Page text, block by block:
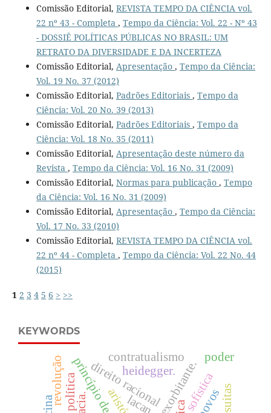
Comissão Editorial, REVISTA TEMPO DA CIÊNCIA vol.
22 nº 43 - Completa , Tempo da Ciência: Vol. 22 - Nº 43
- DOSSIÊ POLÍTICAS PÚBLICAS NO BRASIL: UM
RETRATO DA DIVERSIDADE E DA INCERTEZA
Comissão Editorial, Apresentação , Tempo da Ciência:
Vol. 19 No. 37 (2012)
Comissão Editorial, Padrões Editoriais , Tempo da
Ciência: Vol. 20 No. 39 (2013)
Comissão Editorial, Padrões Editoriais , Tempo da
Ciência: Vol. 18 No. 35 (2011)
Comissão Editorial, Apresentação deste número da
Revista , Tempo da Ciência: Vol. 16 No. 31 (2009)
Comissão Editorial, Normas para publicação , Tempo
da Ciência: Vol. 16 No. 31 (2009)
Comissão Editorial, Apresentação , Tempo da Ciência:
Vol. 17 No. 33 (2010)
Comissão Editorial, REVISTA TEMPO DA CIÊNCIA vol.
22 nº 44 - Completa , Tempo da Ciência: Vol. 22 No. 44
(2015)
1 2 3 4 5 6 > >>
KEYWORDS
direito racional
contratualismo
sofística
heidegger.
jesuitas
revolução poder
lacan